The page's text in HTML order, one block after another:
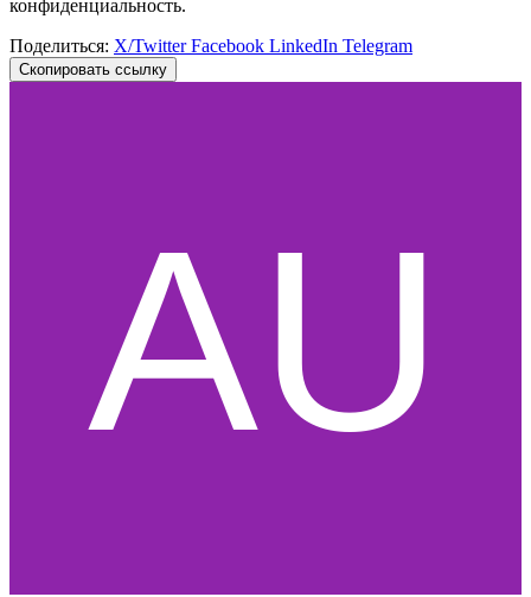
конфиденциальность.
Поделиться: X/TwitterFacebook LinkedIn Telegram
Скопировать ссылку